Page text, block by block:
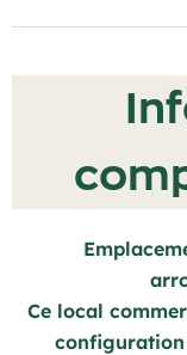
Ce local